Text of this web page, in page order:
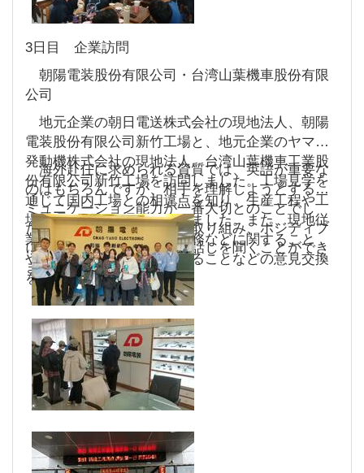
3日目 企業訪問
朝陽電装股份有限公司・台湾山葉機車股份有限
公司
地元企業の朝日電送株式会社の現地法人、朝陽
電装股份有限公司新竹工場と、地元企業のヤマハ
発動機株式会社の現地法人、台湾山葉機車工業股
份有限公司新竹工場を訪問しました。工場見学を
通じて国内工場との相違点を知り、生産工程や工
場管理について理解を深めました。また、現地従
業員との交流では、海外勤務などに関すること
や、生徒研究テーマに関することなどの意見交換
を行いました。
海外赴任に求められる資質では、英語が重要な
のはもちろんですが、相手を理解しようとするコ
ミュニケーション能力が一番大切とのことでし
た。また、積極的に物事に取り組み、ポジティブ
に考える力も大切というお話しを聞くことができ
ました。